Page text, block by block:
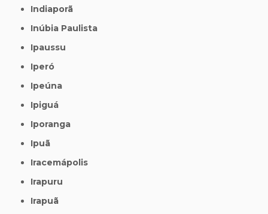
Indiaporã
Inúbia Paulista
Ipaussu
Iperó
Ipeúna
Ipiguá
Iporanga
Ipuã
Iracemápolis
Irapuru
Irapuã